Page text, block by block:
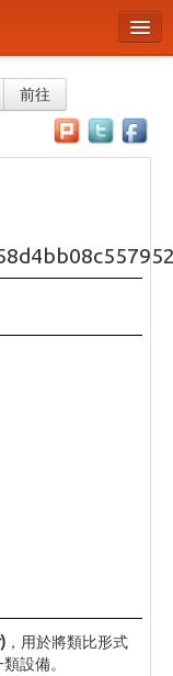
前往
，用於將類比形式
設備。